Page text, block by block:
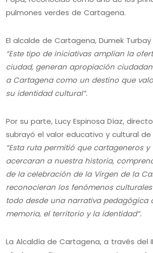
pulmones verdes de Cartagena.
El alcalde de Cartagena, Dumek Turbay
“Este tipo de iniciativas amplían la
ciudad, generan apropiación
a Cartagena como un destino que
su identidad cultural”.
Por su parte, Lucy Espinosa Díaz,
subrayó el valor educativo y cultural de
“Esta ruta permitió que cartageneros y
acercaran a nuestra historia,
de la celebración de la Virgen de la
reconocieran los fenómenos
todo desde una narrativa pedagógica
memoria, el territorio y la identidad”.
La Alcaldía de Cartagena, a través del